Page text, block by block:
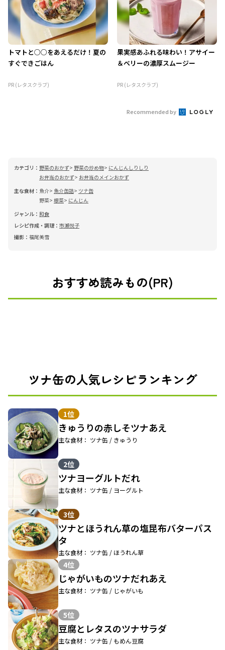
トマトと○○をあえるだけ！夏の
すぐできごはん
PR (レタスクラブ)
果実感あふれる味わい！アサイー
＆ベリーの濃厚スムージー
PR (レタスクラブ)
Recommended by
カテゴリ： 野菜のおかず 野菜の炒め物
にんじんしりしり
お弁当のおかず
お弁当のメインおかず
主な食材： 魚介 魚介缶詰
ツナ缶
野菜 根菜
にんじん
ジャンル： 和食
レシピ作成・調理： 市瀬悦子
撮影： 福尾美雪
おすすめ読みもの(PR)
ツナ缶の人気レシピランキング
1位
きゅうりの赤しそツナあえ
主な食材： ツナ缶 / きゅうり
2位
ツナヨーグルトだれ
主な食材： ツナ缶 / ヨーグルト
3位
ツナとほうれん草の塩昆布バターパス
タ
主な食材： ツナ缶 / ほうれん草
4位
じゃがいものツナだれあえ
主な食材： ツナ缶 / じゃがいも
5位
豆腐とレタスのツナサラダ
主な食材： ツナ缶 / もめん豆腐